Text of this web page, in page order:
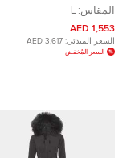
ملتف تريكو مقاس كبير (لارج)
المقاس: L
1,553 AED
السعر المبدئي: 3,617 AED
السعر المُخفض